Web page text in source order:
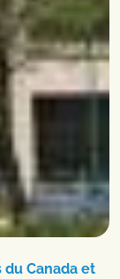
Canada et